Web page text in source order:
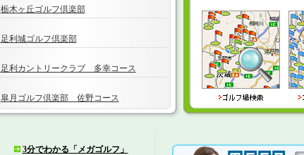
栃木ヶ丘ゴルフ倶楽部
足利城ゴルフ倶楽部
足利カントリークラブ 多幸コース
皐月ゴルフ倶楽部 佐野コース
3分でわかる「メガゴルフ」